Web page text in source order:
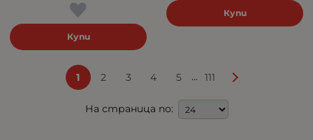
Купи
Купи
1 2 3 4 5 ... 111
На страница по: